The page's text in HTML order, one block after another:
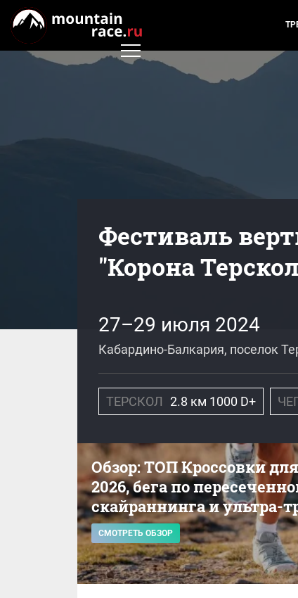
Фестиваль
"Корона
27–29 июля 2024
Кабардино-Балкария, поселок
ТЕРСКОЛ 2.8 км 1000 D+
Обзор: ТОП Кроссовки
2026, бега по
скайраннинга и ультра-
СМОТРЕТЬ ОБЗОР